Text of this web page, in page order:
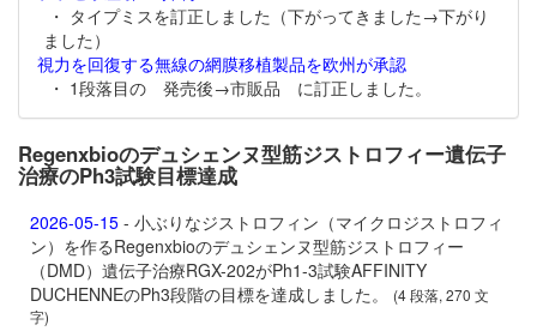
・ タイプミスを訂正しました（下がってきました→下がり
ました）
視力を回復する無線の網膜移植製品を欧州が承認
・ 1段落目の 発売後→市販品 に訂正しました。
Regenxbioのデュシェンヌ型筋ジストロフィー遺伝子
治療のPh3試験目標達成
2026-05-15 - 小ぶりなジストロフィン（マイクロジストロフィ
ン）を作るRegenxbioのデュシェンヌ型筋ジストロフィー
（DMD）遺伝子治療RGX-202がPh1-3試験AFFINITY
DUCHENNEのPh3段階の目標を達成しました。
(4 段落, 270 文
字)